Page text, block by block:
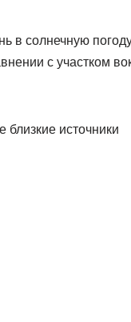
в солнечную
с участком
близкие источники